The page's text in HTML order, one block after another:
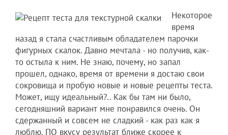
Некоторое
время
назад я стала счастливым обладателем парочки
фигурных скалок. Давно мечтала - но получив, как-
то остыла к ним. Не знаю, почему, но запал
прошел, однако, время от времени я достаю свои
сокровища и пробую новые и новые рецепты теста.
Может, ищу идеальный?.. Как бы там ни было,
сегодняшний вариант мне понравился очень. Он
сдержанный и совсем не сладкий - как раз как я
люблю. ПО вкусу результат ближе скорее к